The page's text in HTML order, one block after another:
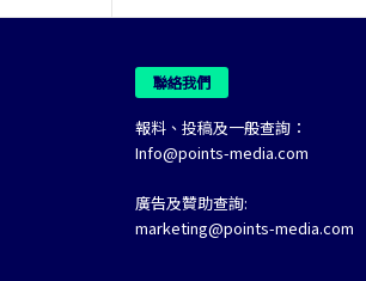
聯絡我們
報料、投稿及一般查詢：
Info@points-media.com
廣告及贊助查詢:
marketing@points-media.com